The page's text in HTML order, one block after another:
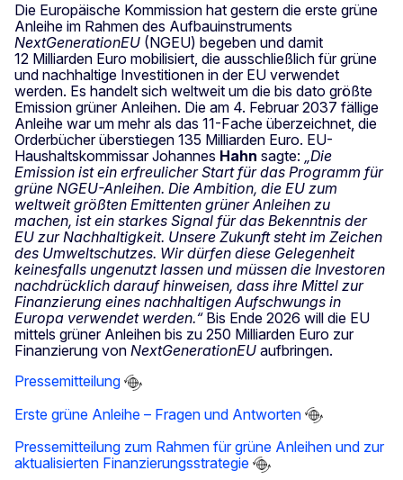
Die Europäische Kommission hat gestern die erste grüne
Anleihe im Rahmen des Aufbauinstruments
NextGenerationEU (NGEU) begeben und damit
12 Milliarden Euro mobilisiert, die ausschließlich für grüne
und nachhaltige Investitionen in der EU verwendet
werden. Es handelt sich weltweit um die bis dato größte
Emission grüner Anleihen. Die am 4. Februar 2037 fällige
Anleihe war um mehr als das 11-Fache überzeichnet, die
Orderbücher überstiegen 135 Milliarden Euro. EU-
Haushaltskommissar Johannes Hahn sagte: „Die
Emission ist ein erfreulicher Start für das Programm für
grüne NGEU-Anleihen. Die Ambition, die EU zum
weltweit größten Emittenten grüner Anleihen zu
machen, ist ein starkes Signal für das Bekenntnis der
EU zur Nachhaltigkeit. Unsere Zukunft steht im Zeichen
des Umweltschutzes. Wir dürfen diese Gelegenheit
keinesfalls ungenutzt lassen und müssen die Investoren
nachdrücklich darauf hinweisen, dass ihre Mittel zur
Finanzierung eines nachhaltigen Aufschwungs in
Europa verwendet werden.“ Bis Ende 2026 will die EU
mittels grüner Anleihen bis zu 250 Milliarden Euro zur
Finanzierung von NextGenerationEU aufbringen.
Pressemitteilung
Erste grüne Anleihe – Fragen und Antworten
Pressemitteilung zum Rahmen für grüne Anleihen und zur
aktualisierten Finanzierungsstrategie